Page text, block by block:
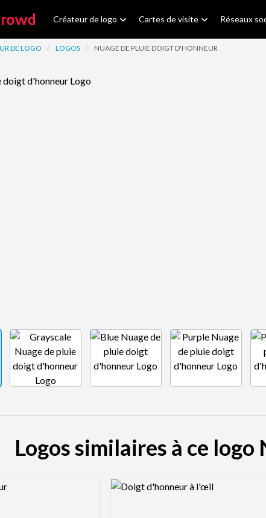
Créateur de logo Cartes de visite Réseaux
DE LOGO // LOGOS // NUAGE DE PLUIE DOIGT D'HONNEUR
Logos similaires à ce
Logo Preview Image